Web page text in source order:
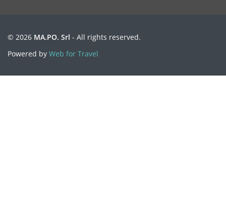
© 2026 MA.PO. Srl - All rights reserved.
Powered by Web for Travel